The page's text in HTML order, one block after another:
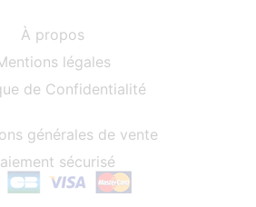
À propos
légales
de Confidentialité
générales de vente
sécurisé